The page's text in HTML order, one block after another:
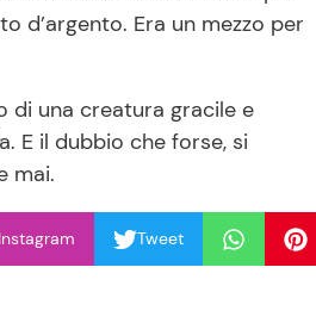
d’argento. Era un mezzo per
di una creatura gracile e
E il dubbio che forse, si
mai.
Instagram Tweet